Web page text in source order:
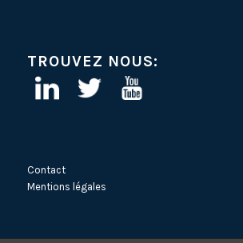
TROUVEZ NOUS:
Contact
Mentions légales